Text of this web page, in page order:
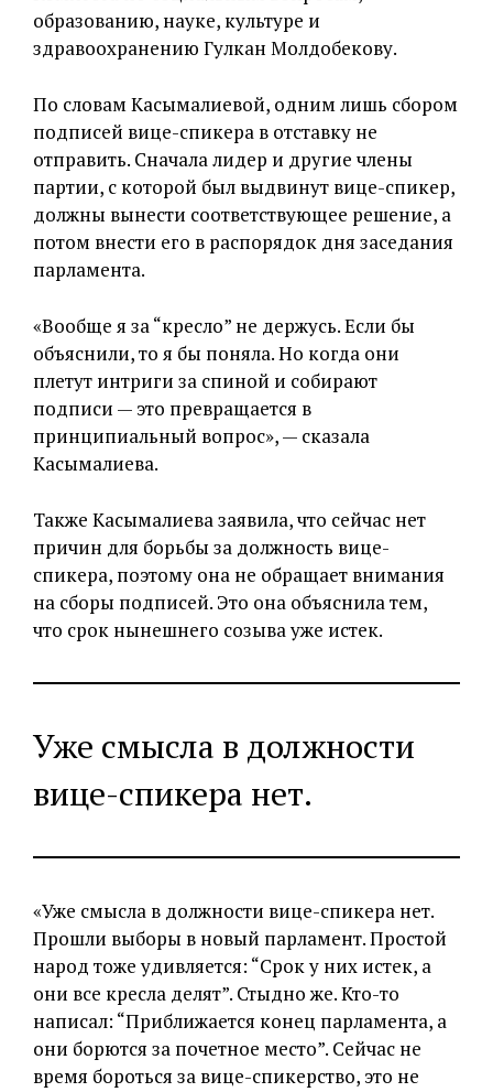
образованию, науке, культуре и
здравоохранению Гулкан Молдобекову.
По словам Касымалиевой, одним лишь сбором
подписей вице-спикера в отставку не
отправить. Сначала лидер и другие члены
партии, с которой был выдвинут вице-спикер,
должны вынести соответствующее решение, а
потом внести его в распорядок дня заседания
парламента.
«Вообще я за “кресло” не держусь. Если бы
объяснили, то я бы поняла. Но когда они
плетут интриги за спиной и собирают
подписи — это превращается в
принципиальный вопрос», — сказала
Касымалиева.
Также Касымалиева заявила, что сейчас нет
причин для борьбы за должность вице-
спикера, поэтому она не обращает внимания
на сборы подписей. Это она объяснила тем,
что срок нынешнего созыва уже истек.
Уже смысла в должности
вице-спикера нет.
«Уже смысла в должности вице-спикера нет.
Прошли выборы в новый парламент. Простой
народ тоже удивляется: “Срок у них истек, а
они все кресла делят”. Стыдно же. Кто-то
написал: “Приближается конец парламента, а
они борются за почетное место”. Сейчас не
время бороться за вице-спикерство, это не